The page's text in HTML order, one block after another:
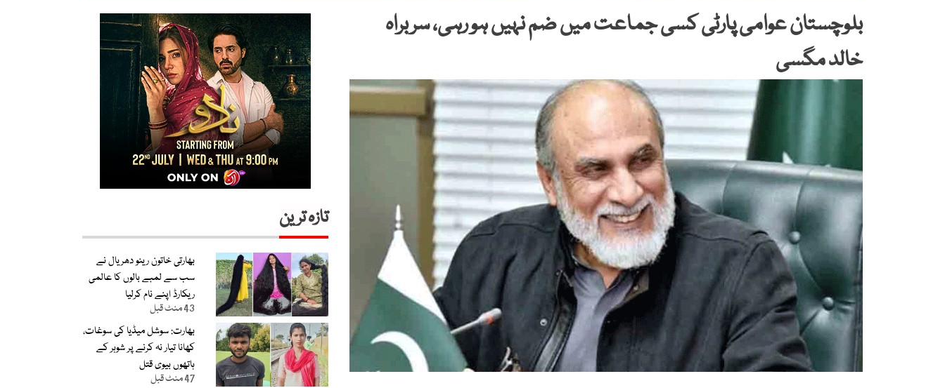
بلوچستان عوامی پارٹی کسی جماعت میں ضم نہیں ہو رہی، سربراہ
خالد مگسی
تازہ ترین
بھارتی خاتون رینو دھریال نے
سب سے لمبے بالوں کا عالمی
ریکارڈ اپنے نام کرلیا
43 منٹ قبل
بھارت: سوشل میڈیا کی سوغات،
کھانا تیار نہ کرنے پر شوہر کے
ہاتھوں بیوی قتل
47 منٹ قبل